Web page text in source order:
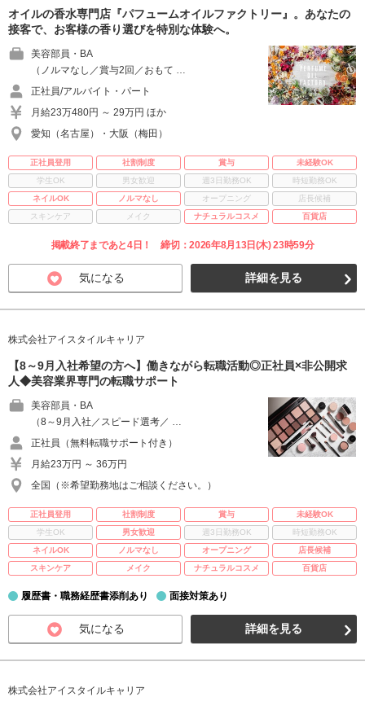
オイルの香水専門店『パフュームオイルファクトリー』。あなたの
接客で、お客様の香り選びを特別な体験へ。
美容部員・BA
（ノルマなし／賞与2回／おもて …
正社員/アルバイト・パート
月給23万480円 ～ 29万円 ほか
愛知（名古屋）・大阪（梅田）
正社員登用 社割制度 賞与
未経験OK
学生OK
男女歓迎 週3日勤務OK
時短勤務OK
ネイルOK
ノルマなし オープニング
店長候補
スキンケア
メイク ナチュラルコスメ 百貨店
掲載終了まであと4日！ 締切：2026年8月13日(木) 23時59分
気になる 詳細を見る
株式会社アイスタイルキャリア
【8～9月入社希望の方へ】働きながら転職活動◎正社員×非公開求
人◆美容業界専門の転職サポート
美容部員・BA
（8～9月入社／スピード選考／ …
正社員（無料転職サポート付き）
月給23万円 ～ 36万円
全国（※希望勤務地はご相談ください。）
正社員登用 社割制度 賞与
未経験OK
学生OK
男女歓迎 週3日勤務OK
時短勤務OK
ネイルOK
ノルマなし オープニング
店長候補
スキンケア
メイク ナチュラルコスメ 百貨店
履歴書・職務経歴書添削あり 面接対策あり
気になる 詳細を見る
株式会社アイスタイルキャリア